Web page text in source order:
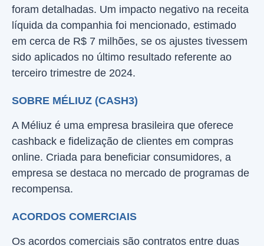
foram detalhadas. Um impacto negativo na receita
líquida da companhia foi mencionado, estimado
em cerca de R$ 7 milhões, se os ajustes tivessem
sido aplicados no último resultado referente ao
terceiro trimestre de 2024.
SOBRE MÉLIUZ (CASH3)
A Méliuz é uma empresa brasileira que oferece
cashback e fidelização de clientes em compras
online. Criada para beneficiar consumidores, a
empresa se destaca no mercado de programas de
recompensa.
ACORDOS COMERCIAIS
Os acordos comerciais são contratos entre duas